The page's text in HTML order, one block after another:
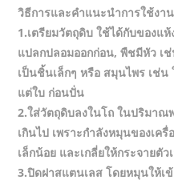
วิธีการและคำแนะนำการใช้งาน
1.เตรียมวัตถุดิบ ใช้ได้กับของแ
แปลกปลอมออกก่อน, พืชมีหัว เ
เป็นชิ้นเล็กๆ หรือ สมุนไพร เช่น
แต่ใบ ก่อนปั่น
2.ใส่วัตถุดิบลงในโถ ในปริมาณ
เกินไป เพราะกำลังหมุนของเค
เล็กน้อย และเกลี่ยให้กระจายตัว
3.ปิดฝาสแตนเลส โดยหมุนให้เ